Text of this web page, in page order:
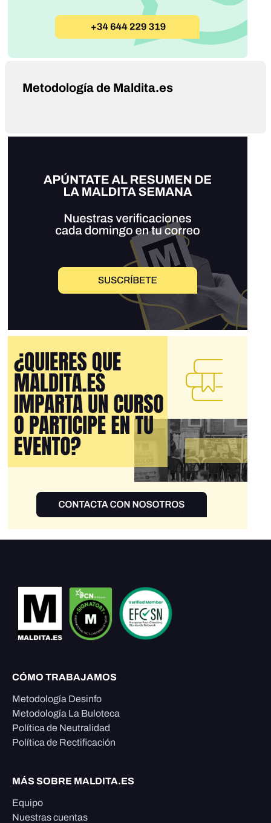
Metodología de Maldita.es
CÓMO TRABAJAMOS
Metodología Desinfo
Metodología La Buloteca
Política de Neutralidad
Política de Rectificación
MÁS SOBRE MALDITA.ES
Equipo
Nuestras cuentas